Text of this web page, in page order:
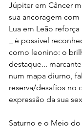
Júpiter em Câncer
sua ancoragem com
Lua em Leão
_ é possível
como leonino: o
destaque...
num mapa diurno,
reserva/desafios no
expressão da sua
Saturno e o Meio do